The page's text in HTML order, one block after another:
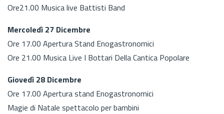
Ore21.00 Musica live Battisti Band
Mercoledì 27 Dicembre
Ore 17.00 Apertura Stand Enogastronomici
Ore 21.00 Musica Live I Bottari Della Cantica Popolare
Giovedì 28 Dicembre
Ore 17.00 Apertura stand Enogastronomici
Magie di Natale spettacolo per bambini